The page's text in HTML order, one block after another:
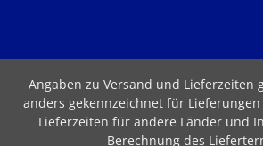
Angaben zu Versand und Lieferzeiten
anders gekennzeichnet für
Lieferzeiten für andere Länder und
Berechnung des